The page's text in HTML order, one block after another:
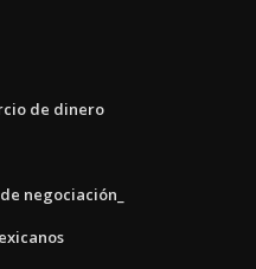
de dinero
negociación_